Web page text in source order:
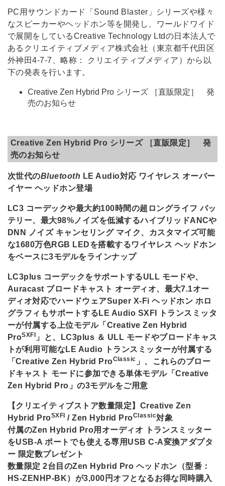
PC用サウンドカード「Sound Blaster」シリーズや様々
なスピーカーやヘッドホン等を開発し、ワールドワイド
で展開をしているCreative Technology Ltdの日本法人で
あるクリエイティブメディア株式会社（東京都千代田区
外神田4-7-7、略称： クリエイティブメディア）から以
下の発表を行います。
Creative Zen Hybrid Pro シリーズ ［直販限定］ 発
売のお知らせ
Creative Zen Hybrid Pro シリーズ ［直販限定］ 発
売のお知らせ
次世代のBluetooth LE Audio対応 ワイヤレス オーバー
イヤー ヘッドホン登場
LC3 コーデックや最大約100時間の超ロングライフ バッ
テリー、最大98%ノイズを低減するハイブリッドANCや
DNN ノイズ キャンセリング マイク、カスタマイズ可能
な1680万色RGB LEDを搭載するワイヤレス ヘッドホン
をベースに3モデルをラインナップ
LC3plus コーデックをサポートするULL モードや、
Auracast ブロードキャスト オーディオ、最大7.1オー
ディオ対応でハードウェアSuper X-Fi ヘッドホン ホロ
グラフィもサポートするLE Audio SXFI トランスミッタ
ーが付属する上位モデル「Creative Zen Hybrid
ProSXFI
」と、LC3plus ＆ ULL モードやブロードキャス
トが利用可能なLE Audio トランスミッターが付属する
「Creative Zen Hybrid ProClassic 」、これらのブロー
ドキャスト モードに参加できる単体モデル「Creative
Zen Hybrid Pro」の3モデルをご用意
【クリエイティブストア数量限定】Creative Zen
Hybrid ProSXFI / Zen Hybrid ProClassic対象
付属のZen Hybrid Pro用オーディオ トランスミッター
をUSB-A ポートでも使える専用USB C-A変換アダプタ
ー 限定数プレゼント
数量限定 2台目のZen Hybrid Pro ヘッドホン（型番：
HS-ZENHP-BK）が3,000円オフとなるお得な同時購入